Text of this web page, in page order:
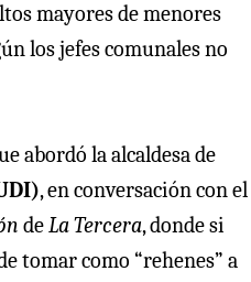
mayores de menores
los jefes comunales no
abordó la alcaldesa de
, en conversación con el
deLa Tercera, donde si
tomar como “rehenes” a